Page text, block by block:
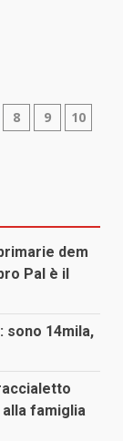
8 9
10
dem
Pal è il
sono 14mila,
famiglia